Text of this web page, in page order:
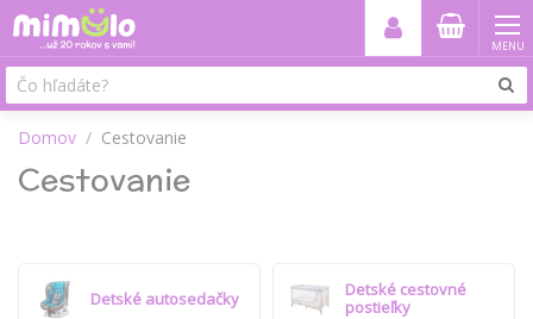
MENU
Domov Cestovanie
Cestovanie
Detské autosedačky
Detské cestovné
postieľky